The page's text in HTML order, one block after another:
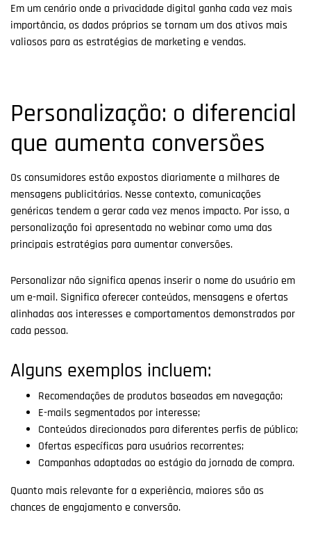
Em um cenário onde a privacidade digital ganha cada vez mais
importância, os dados próprios se tornam um dos ativos mais
valiosos para as estratégias de marketing e vendas.
Personalização: o diferencial
que aumenta conversões
Os consumidores estão expostos diariamente a milhares de
mensagens publicitárias. Nesse contexto, comunicações
genéricas tendem a gerar cada vez menos impacto. Por isso, a
personalização foi apresentada no webinar como uma das
principais estratégias para aumentar conversões.
Personalizar não significa apenas inserir o nome do usuário em
um e-mail. Significa oferecer conteúdos, mensagens e ofertas
alinhadas aos interesses e comportamentos demonstrados por
cada pessoa.
Alguns exemplos incluem:
Recomendações de produtos baseadas em navegação;
E-mails segmentados por interesse;
Conteúdos direcionados para diferentes perfis de público;
Ofertas específicas para usuários recorrentes;
Campanhas adaptadas ao estágio da jornada de compra.
Quanto mais relevante for a experiência, maiores são as
chances de engajamento e conversão.